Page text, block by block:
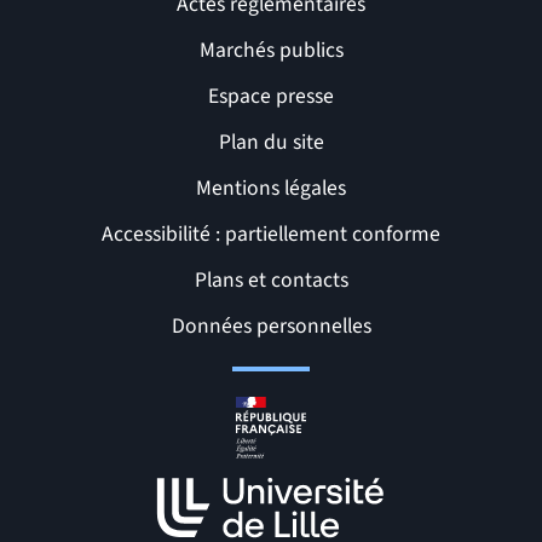
Liens et pages utiles
Marchés publics
Espace presse
Plan du site
Mentions légales
Accessibilité : partiellement conforme
Plans et contacts
Données personnelles